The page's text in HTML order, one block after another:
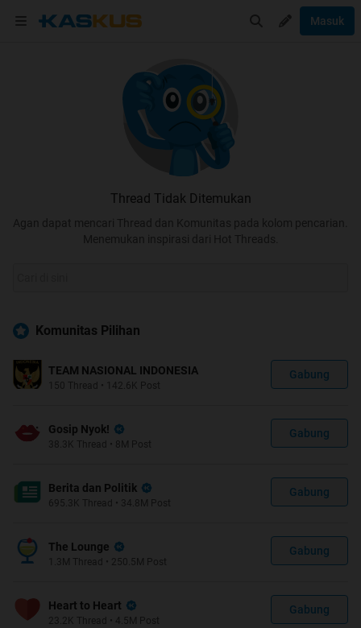
Masuk
Thread Tidak Ditemukan
Agan dapat mencari Thread dan Komunitas pada kolom pencarian.
Menemukan inspirasi dari Hot Threads.
Komunitas Pilihan
TEAM NASIONAL INDONESIA
150 Thread • 142.6K Post
Gabung
Gosip Nyok!
38.3K Thread • 8M Post
Gabung
Berita dan Politik
695.3K Thread • 34.8M Post
Gabung
The Lounge
1.3M Thread • 250.5M Post
Gabung
Heart to Heart
23.2K Thread • 4.5M Post
Gabung